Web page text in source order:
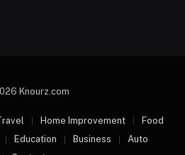
Knourz.com
Home Improvement
Food
Education Business
Auto